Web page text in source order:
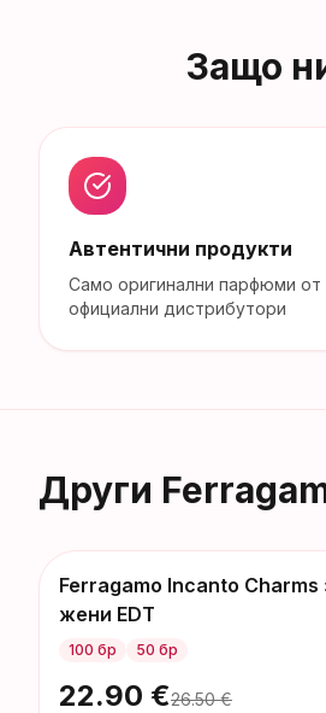
Защо
Автентични продукти
Само оригинални парфюми от
официални дистрибутори
Други
-4€
Ferragamo Incanto Charms
жени EDT
100 бр 50 бр
22.90 €26.50€